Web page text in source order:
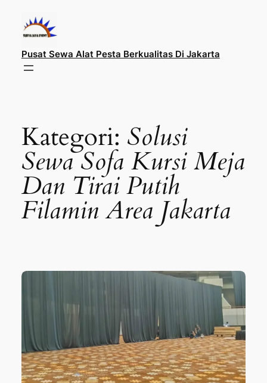
konten
Pusat Sewa Alat Pesta Berkualitas Di Jakarta
Kategori: Solusi
Sewa Sofa Kursi Meja
Dan Tirai Putih
Filamin Area Jakarta